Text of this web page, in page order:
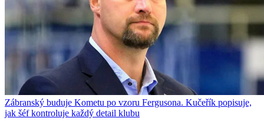
Zábranský buduje Kometu po vzoru Fergusona. Kučeřík popisuje,
jak šéf kontroluje každý detail klubu